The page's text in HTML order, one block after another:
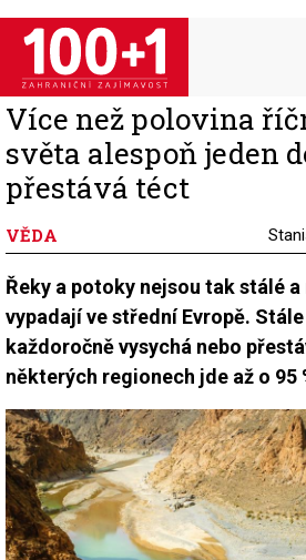
Přejít
hlavnímu
obsahu
Více než polovina
světa alespoň jeden
přestává téct
VĚDA
Řeky a potoky nejsou tak stálé a
vypadají ve střední Evropě.
každoročně vysychá nebo
některých regionech jde až o 95